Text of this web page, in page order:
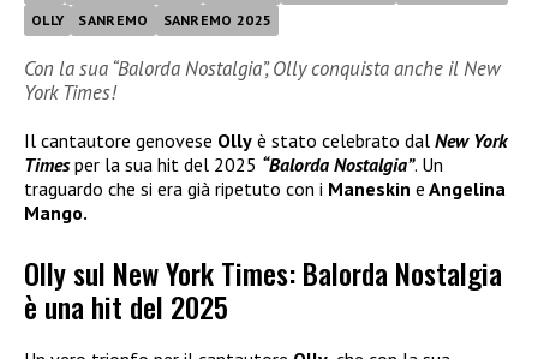
OLLY
SANREMO SANREMO 2025
Con la sua “Balorda Nostalgia”, Olly conquista anche il New
York Times!
Il cantautore genovese Olly è stato celebrato dal New York
Timesper la sua hit del 2025 “Balorda Nostalgia”. Un
traguardo che si era già ripetuto con i Maneskin e Angelina
Mango.
Olly sul New York Times: Balorda Nostalgia
è una hit del 2025